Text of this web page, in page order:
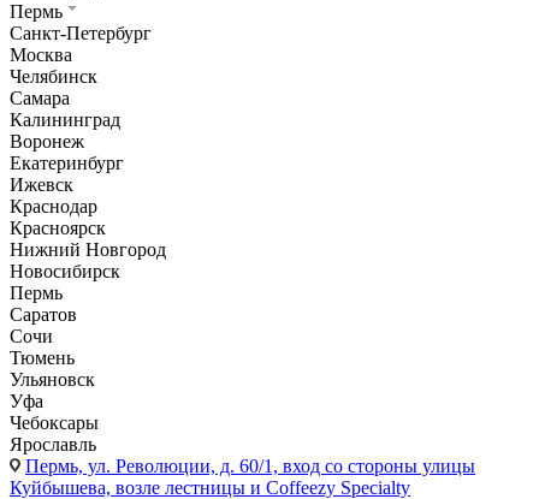
Пермь
Санкт-Петербург
Москва
Челябинск
Самара
Калининград
Воронеж
Екатеринбург
Ижевск
Краснодар
Красноярск
Нижний Новгород
Новосибирск
Пермь
Саратов
Сочи
Тюмень
Ульяновск
Уфа
Чебоксары
Ярославль
Пермь, ул. Революции, д. 60/1, вход со стороны улицы
Куйбышева, возле лестницы и Coffeezy Specialty